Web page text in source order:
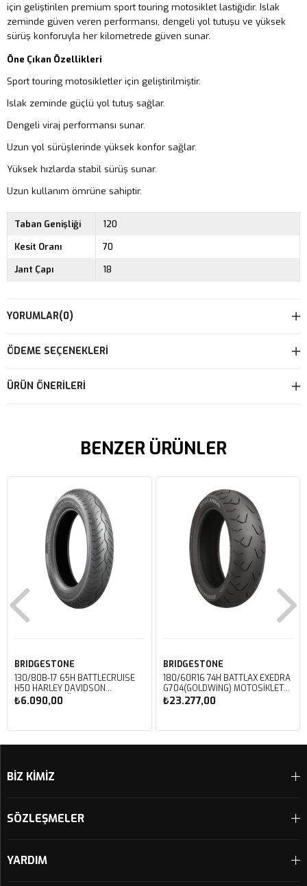
için geliştirilen premium sport touring motosiklet lastiğidir. Islak
zeminde güven veren performansı, dengeli yol tutuşu ve yüksek
sürüş konforuyla her kilometrede güven sunar.
Öne Çıkan Özellikleri
Sport touring motosikletler için geliştirilmiştir.
Islak zeminde güçlü yol tutuş sağlar.
Dengeli viraj performansı sunar.
Uzun yol sürüşlerinde yüksek konfor sağlar.
Yüksek hızlarda stabil sürüş sunar.
Uzun kullanım ömrüne sahiptir.
Taban Genişliği
120
Kesit Oranı
70
Jant Çapı
18
YORUMLAR(0)
ÖDEME SEÇENEKLERI
ÜRÜN ÖNERILERI
BENZER ÜRÜNLER
BRIDGESTONE
130/80B-17 65H BATTLECRUISE
H50 HARLEY DAVIDSON
MOTOSIKLET ÖN LASTIĞI (2023)
₺6.090,00
BRIDGESTONE
180/60R16 74H BATTLAX EXEDRA
G704(GOLDWING) MOTOSIKLET
ARKA LASTIĞI (2025)
₺23.277,00
BİZ KİMİZ
SÖZLEŞMELER
YARDIM